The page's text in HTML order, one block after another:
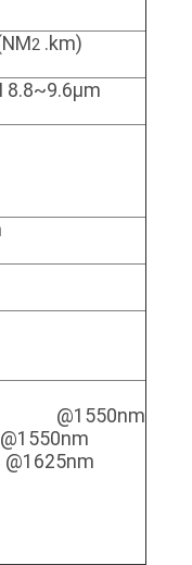
2 .km)
8.8~9.6μm
@1550nm
@1625nm